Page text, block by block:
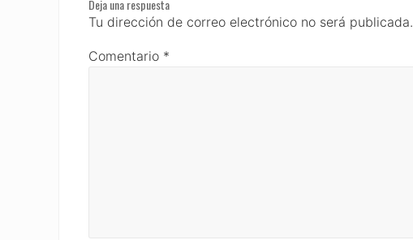
Interactions
Deja una respuesta
Tu dirección de correo electrónico no será publicada.
Comentario *